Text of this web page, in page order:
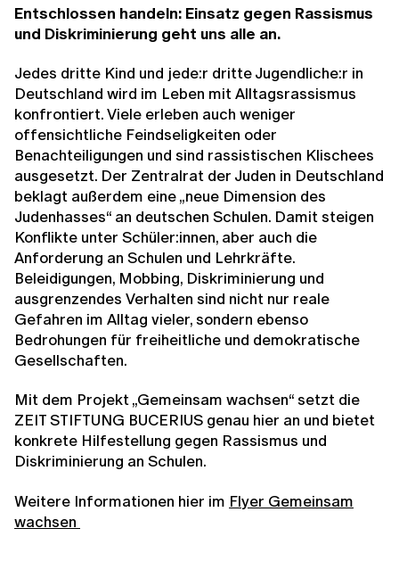
Entschlossen handeln: Einsatz gegen Rassismus
und Diskriminierung geht uns alle an.
Jedes dritte Kind und jede:r dritte Jugendliche:r in
Deutschland wird im Leben mit Alltagsrassismus
konfrontiert. Viele erleben auch weniger
offensichtliche Feindseligkeiten oder
Benachteiligungen und sind rassistischen Klischees
ausgesetzt. Der Zentralrat der Juden in Deutschland
beklagt außerdem eine „neue Dimension des
Judenhasses“ an deutschen Schulen. Damit steigen
Konflikte unter Schüler:innen, aber auch die
Anforderung an Schulen und Lehrkräfte.
Beleidigungen, Mobbing, Diskriminierung und
ausgrenzendes Verhalten sind nicht nur reale
Gefahren im Alltag vieler, sondern ebenso
Bedrohungen für freiheitliche und demokratische
Gesellschaften.
Mit dem Projekt „Gemeinsam wachsen“ setzt die
ZEIT STIFTUNG BUCERIUS genau hier an und bietet
konkrete Hilfestellung gegen Rassismus und
Diskriminierung an Schulen.
Weitere Informationen hier im Flyer Gemeinsam
wachsen